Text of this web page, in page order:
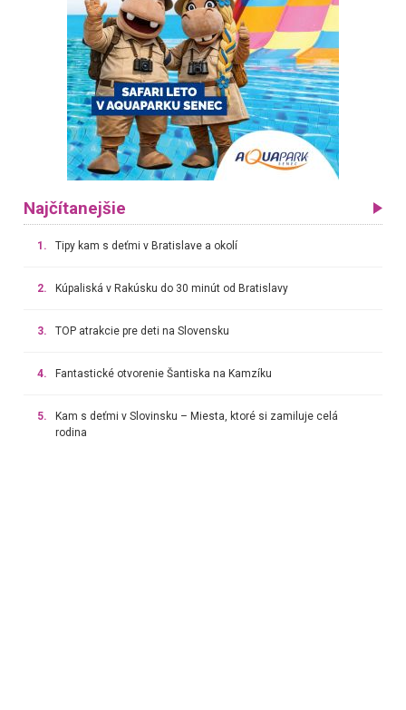
Najčítanejšie
1. Tipy kam s deťmi v Bratislave a okolí
2. Kúpaliská v Rakúsku do 30 minút od Bratislavy
3. TOP atrakcie pre deti na Slovensku
4. Fantastické otvorenie Šantiska na Kamzíku
5.
Kam s deťmi v Slovinsku – Miesta, ktoré si zamiluje celá
rodina